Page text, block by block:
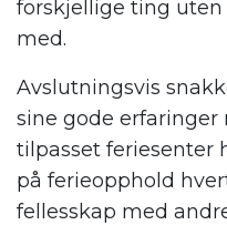
forskjellige ting
med.
Avslutningsvis
sine gode erfaringer
tilpasset feriesenter
på ferieopphold
fellesskap med